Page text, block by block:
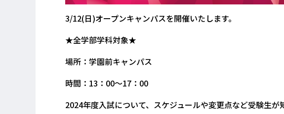
3/12(日)オープンキャンパスを開催いたします。
★全学部学科対象★
場所：学園前キャンパス
時間：13：00～17：00
2024年度入試について、スケジュールや変更点など受験生が